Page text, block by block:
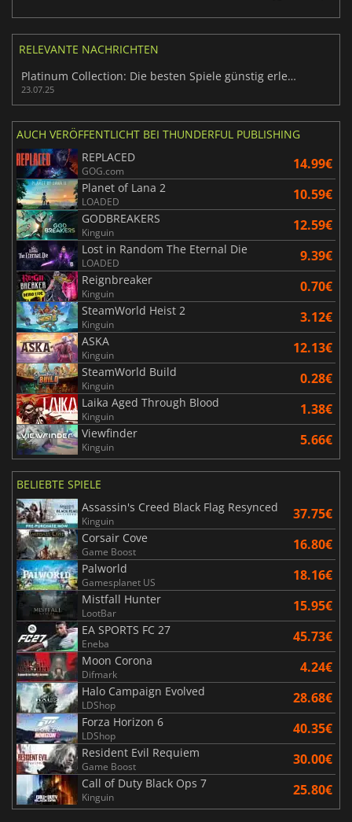
RELEVANTE NACHRICHTEN
Platinum Collection: Die besten Spiele günstig erleben
23.07.25
AUCH VERÖFFENTLICHT BEI THUNDERFUL PUBLISHING
REPLACED
GOG.com 14.99€
Planet of Lana 2
LOADED 10.59€
GODBREAKERS
Kinguin 12.59€
Lost in Random The Eternal Die
LOADED 9.39€
Reignbreaker
Kinguin 0.70€
SteamWorld Heist 2
Kinguin 3.12€
ASKA
Kinguin 12.13€
SteamWorld Build
Kinguin 0.28€
Laika Aged Through Blood
Kinguin 1.38€
Viewfinder
Kinguin 5.66€
BELIEBTE SPIELE
Assassin's Creed Black Flag Resynced
Kinguin 37.75€
Corsair Cove
Game Boost 16.80€
Palworld
Gamesplanet US 18.16€
Mistfall Hunter
LootBar 15.95€
EA SPORTS FC 27
Eneba 45.73€
Moon Corona
Difmark 4.24€
Halo Campaign Evolved
LDShop 28.68€
Forza Horizon 6
LDShop 40.35€
Resident Evil Requiem
Game Boost 30.00€
Call of Duty Black Ops 7
Kinguin 25.80€